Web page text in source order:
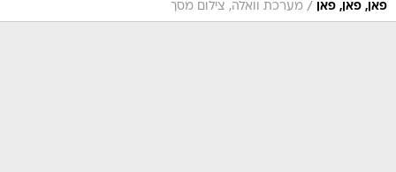
פאן, פאן, פאן / מערכת וואלה, צילום מסך